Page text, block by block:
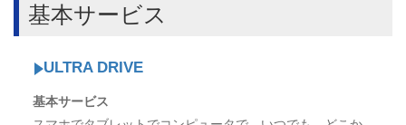
基本サービス
ULTRA DRIVE
基本サービス